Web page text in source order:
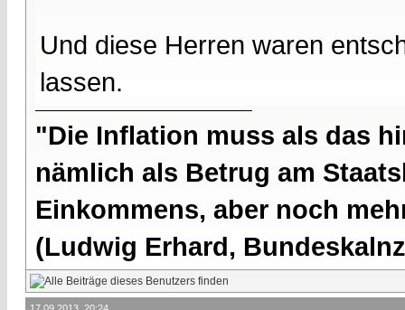
Und diese Herren waren
lassen.
"Die Inflation muss als das
nämlich als Betrug am
Einkommens, aber noch
(Ludwig Erhard,